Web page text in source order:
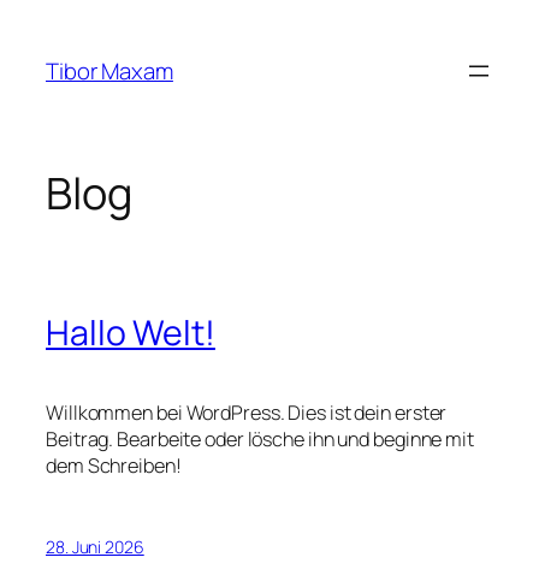
springen
Tibor Maxam
Blog
Hallo Welt!
Willkommen bei WordPress. Dies ist dein erster
Beitrag. Bearbeite oder lösche ihn und beginne mit
dem Schreiben!
28. Juni 2026